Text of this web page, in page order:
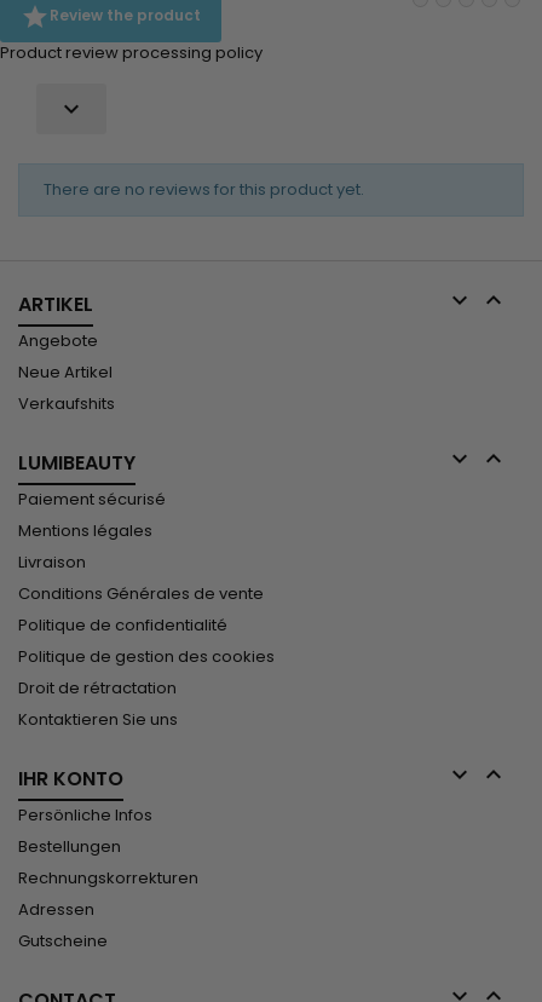
Review the product
Product review processing policy

There are no reviews for this product yet.
ARTIKEL  
Angebote
Neue Artikel
Verkaufshits
LUMIBEAUTY  
Paiement sécurisé
Mentions légales
Livraison
Conditions Générales de vente
Politique de confidentialité
Politique de gestion des cookies
Droit de rétractation
Kontaktieren Sie uns
IHR KONTO  
Persönliche Infos
Bestellungen
Rechnungskorrekturen
Adressen
Gutscheine
 